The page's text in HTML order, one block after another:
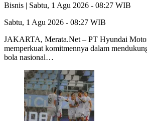
Bisnis | Sabtu, 1 Agu 2026 - 08:27 WIB
Sabtu, 1 Agu 2026 - 08:27 WIB
JAKARTA, Merata.Net – PT Hyundai
memperkuat komitmennya dalam
bola nasional…